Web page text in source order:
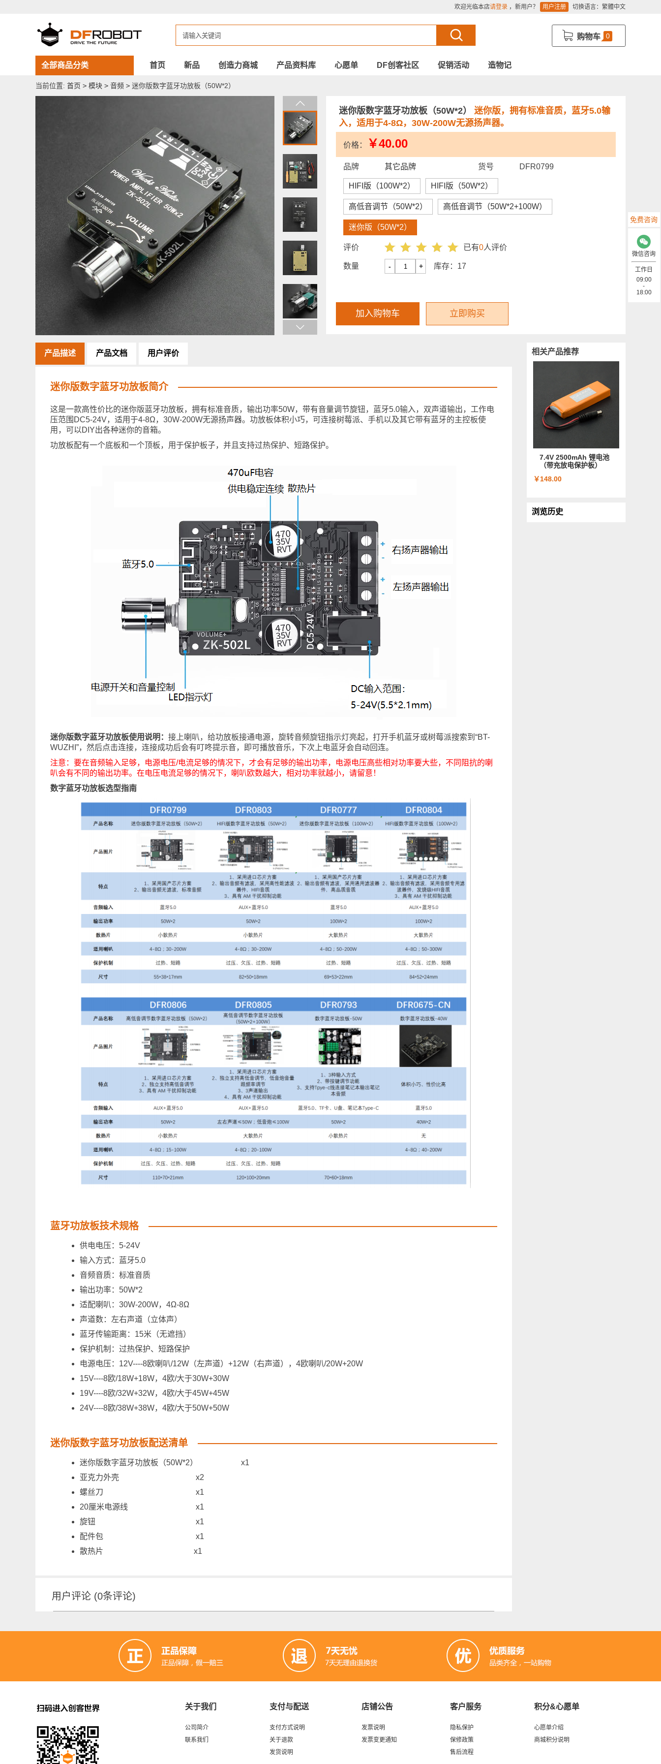
（50W*2）
欢迎光临本店请登录 ，新用户？ 用户注册 切换语言： 繁體中文
购物车 0
全部商品分类 首页 新品 创造力商城 产品资料库 心愿单 DF创客社区 促销活动 造物记
当前位置: 首页 > 模块 > 音频 > 迷你版数字蓝牙功放板（50W*2）
迷你版数字蓝牙功放板（50W*2） 迷你版，拥有标准音质，蓝牙5.0输
入，适用于4-8Ω，30W-200W无源扬声器。
价格： ￥40.00
品牌 其它品牌 货号 DFR0799
HIFI版（100W*2） HIFI版（50W*2）
高低音调节（50W*2） 高低音调节（50W*2+100W）
迷你版（50W*2）
评价 已有0人评价
数量 - + 库存： 17
加入购物车 立即购买
产品描述 产品文档 用户评价
迷你版数字蓝牙功放板简介
这是一款高性价比的迷你版蓝牙功放板，拥有标准音质，输出功率50W，带有音量调节旋钮，蓝牙5.0输入，双声道输出，工作电
压范围DC5-24V，适用于4-8Ω，30W-200W无源扬声器。功放板体积小巧，可连接树莓派、手机以及其它带有蓝牙的主控板使
用，可以DIY出各种迷你的音箱。
功放板配有一个底板和一个顶板，用于保护板子，并且支持过热保护、短路保护。
迷你版数字蓝牙功放板使用说明： 接上喇叭，给功放板接通电源，旋转音频旋钮指示灯亮起，打开手机蓝牙或树莓派搜索到“BT-
WUZHI”，然后点击连接，连接成功后会有叮咚提示音，即可播放音乐，下次上电蓝牙会自动回连。
注意：要在音频输入足够，电源电压/电流足够的情况下，才会有足够的输出功率，电源电压高些相对功率要大些，不同阻抗的喇
叭会有不同的输出功率。在电压电流足够的情况下，喇叭欧数越大，相对功率就越小，请留意！
数字蓝牙功放板选型指南
蓝牙功放板技术规格
供电电压：5-24V
输入方式：蓝牙5.0
音频音质：标准音质
输出功率：50W*2
适配喇叭：30W-200W，4Ω-8Ω
声道数：左右声道（立体声）
蓝牙传输距离：15米（无遮挡）
保护机制：过热保护、短路保护
电源电压：12V----8欧喇叭/12W（左声道）+12W（右声道），4欧喇叭/20W+20W
15V----8欧/18W+18W，4欧/大于30W+30W
19V----8欧/32W+32W，4欧/大于45W+45W
24V----8欧/38W+38W，4欧/大于50W+50W
迷你版数字蓝牙功放板配送清单
迷你版数字蓝牙功放板（50W*2）
x1
亚克力外壳
x2
螺丝刀
x1
20厘米电源线
x1
旋钮
x1
配件包
x1
散热片
x1
用户评论 (0条评论)
相关产品推荐
7.4V 2500mAh 锂电池
（带充放电保护板）
￥148.00
浏览历史
关于我们
公司简介
联系我们
支付与配送
支付方式说明
关于退款
发货说明
店铺公告
发票说明
发票变更通知
客户服务
隐私保护
保修政策
售后流程
积分&心愿单
心愿单介绍
商城积分说明
免费咨询
微信咨询
工作日
09:00
-
18:00